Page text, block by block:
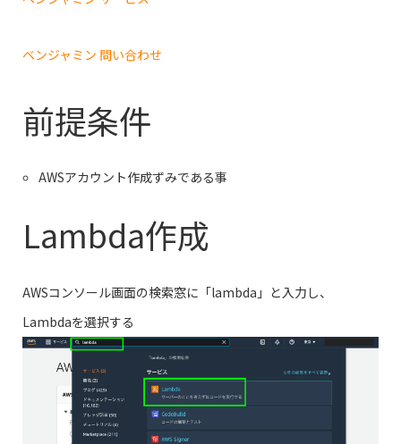
ベンジャミン 問い合わせ
前提条件
AWSアカウント作成ずみである事
Lambda作成
AWSコンソール画面の検索窓に「lambda」と入力し、
Lambdaを選択する